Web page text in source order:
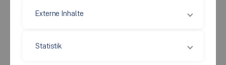
Externe Inhalte
Statistik